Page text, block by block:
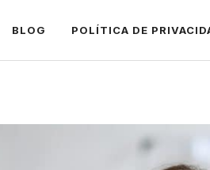
BLOG POLÍTICA DE